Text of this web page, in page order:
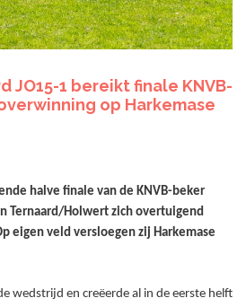
1 bereikt finale KNVB-
op Harkemase
halve finale van de KNVB-beker
Ternaard/Holwert zich overtuigend
eigen veld versloegen zij Harkemase
wedstrijd en creëerde al in de eerste helft